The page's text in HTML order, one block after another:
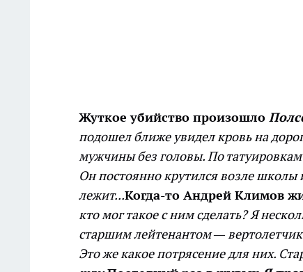
Жуткое убийство произошло
подошел ближе увидел кровь на
мужчины без головы. По
Он постоянно крутился возле школы
лежит...Когда-то Андрей Климов
кто мог такое с ним сделать?Я
старшим лейтенантом —
Это же какое потрясение для них.